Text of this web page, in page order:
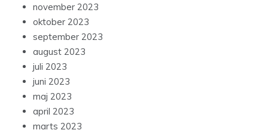
november 2023
oktober 2023
september 2023
august 2023
juli 2023
juni 2023
maj 2023
april 2023
marts 2023